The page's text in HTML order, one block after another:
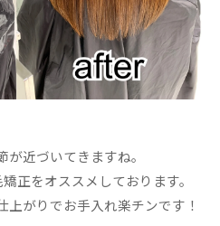
近づいてきますね。
正をオススメしております。
がりでお手入れ楽チンです！